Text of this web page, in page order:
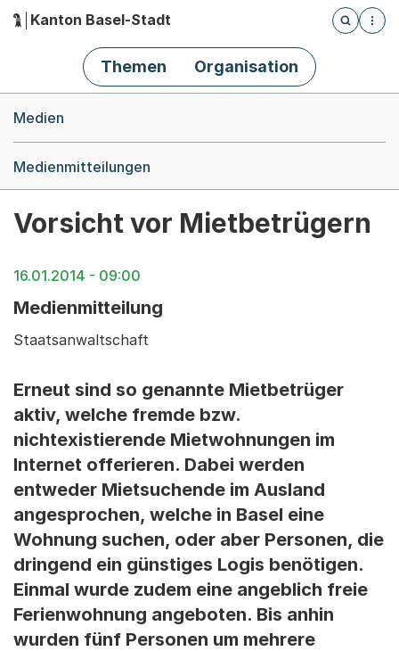
Hauptnavigation
Kanton Basel-Stadt
Öffnet
Themen Organisation
Medien
Medienmitteilungen
Vorsicht vor Mietbetrügern
16.01.2014 - 09:00
Medienmitteilung
Staatsanwaltschaft
Erneut sind so genannte Mietbetrüger
aktiv, welche fremde bzw.
nichtexistierende Mietwohnungen im
Internet offerieren. Dabei werden
entweder Mietsuchende im Ausland
angesprochen, welche in Basel eine
Wohnung suchen, oder aber Personen, die
dringend ein günstiges Logis benötigen.
Einmal wurde zudem eine angeblich freie
Ferienwohnung angeboten. Bis anhin
wurden fünf Personen um mehrere